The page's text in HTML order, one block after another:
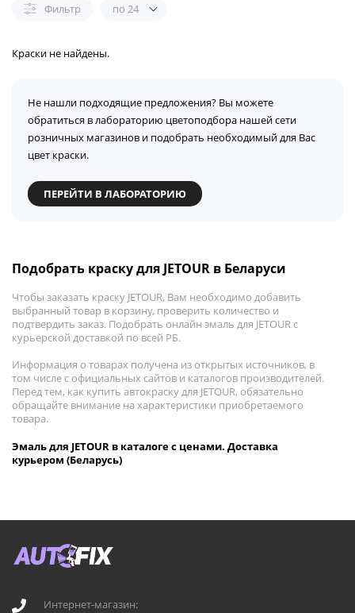
Фильтр по 24
Краски не найдены.
Не нашли подходящие предложения? Вы можете
обратиться в лабораторию цветоподбора нашей сети
розничных магазинов и подобрать необходимый для Вас
цвет краски.
ПЕРЕЙТИ В ЛАБОРАТОРИЮ
Подобрать краску для JETOUR в Беларуси
Чтобы заказать краску JETOUR, Вам необходимо добавить
выбранный товар в корзину, проверить количество и
подтвердить заказ. Подобрать онлайн эмаль для JETOUR с
курьерской доставкой по всей РБ.
Информация о товарах получена из открытых источников, в
том числе с официальных сайтов и каталогов производителей.
Перед тем, как купить автокраску для JETOUR, обязательно
обращайте внимание на характеристики приобретаемого
товара.
Эмаль для JETOUR в каталоге с ценами. Доставка
курьером (Беларусь)
Интернет-магазин: